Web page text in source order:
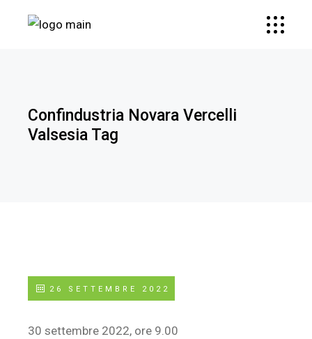
Confindustria Novara Vercelli
Valsesia Tag
26 SETTEMBRE 2022
30 settembre 2022, ore 9.00